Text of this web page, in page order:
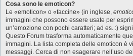
Cosa sono le emoticon?
Le «emoticon» o «faccine» (in inglese,
immagini che possono essere usate per
un’emozione con pochi caratteri; ad es. :)
Questo Forum trasforma automaticamente
immagini. La lista completa delle emoticon è
messaggi. Cerca di non esagerare nell’uso